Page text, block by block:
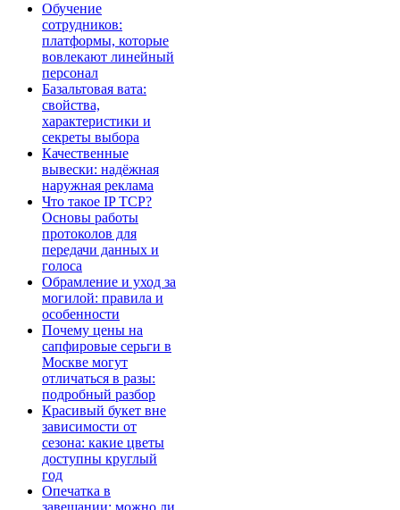
Обучение
сотрудников:
платформы, которые
вовлекают линейный
персонал
Базальтовая вата:
свойства,
характеристики и
секреты выбора
Качественные
вывески: надёжная
наружная реклама
Что такое IP TCP?
Основы работы
протоколов для
передачи данных и
голоса
Обрамление и уход за
могилой: правила и
особенности
Почему цены на
сапфировые серьги в
Москве могут
отличаться в разы:
подробный разбор
Красивый букет вне
зависимости от
сезона: какие цветы
доступны круглый
год
Опечатка в